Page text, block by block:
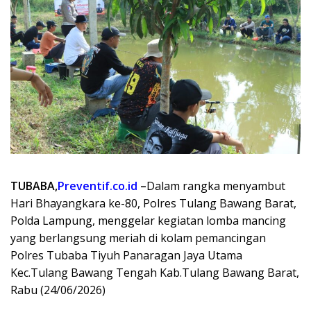
TUBABA,Preventif.co.id –Dalam rangka menyambut
Hari Bhayangkara ke-80, Polres Tulang Bawang Barat,
Polda Lampung, menggelar kegiatan lomba mancing
yang berlangsung meriah di kolam pemancingan
Polres Tubaba Tiyuh Panaragan Jaya Utama
Kec.Tulang Bawang Tengah Kab.Tulang Bawang Barat,
Rabu (24/06/2026)